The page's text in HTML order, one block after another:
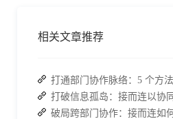
相关文章推荐